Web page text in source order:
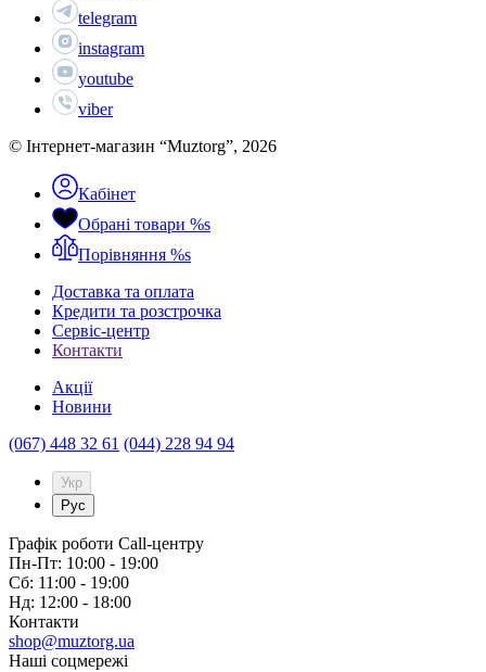
telegram
instagram
youtube
viber
© Інтернет-магазин “Muztorg”, 2026
Кабінет
Обрані товари %s
Порівняння %s
Доставка та оплата
Кредити та розстрочка
Сервіc-центр
Контакти
Акції
Новини
(067) 448 32 61 (044) 228 94 94
Укр
Рус
Графік роботи Call-центру
Пн-Пт: 10:00 - 19:00
Сб: 11:00 - 19:00
Нд: 12:00 - 18:00
Контакти
shop@muztorg.ua
Наші соцмережі